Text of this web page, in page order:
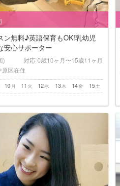
ン無料♪英語保育もOK!乳幼児
安心サポーター
) 対応 0歳10ヶ月〜15歳11ヶ月
区在住
月
10 火
11 水
12 木
13 金
14 土
15